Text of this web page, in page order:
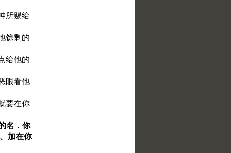
所赐给
馀剩的
给他的
眼看他
要在你
名．你
加在你